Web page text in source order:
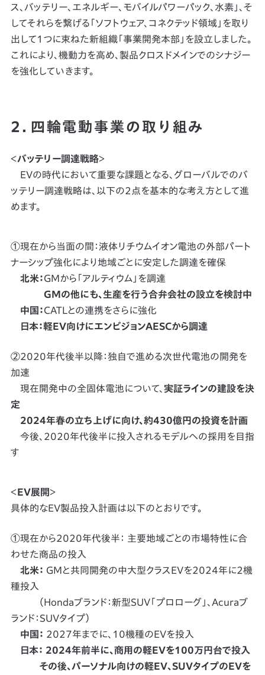
ス、バッテリー、エネルギー、モバイルパワーパック、水素」、そ
してそれらを繋げる「ソフトウェア、コネクテッド領域」を取り
出して1つに束ねた新組織「事業開発本部」を設立しました。
これにより、機動力を高め、製品クロスドメインでのシナジー
を強化していきます。
2．四輪電動事業の取り組み
＜バッテリー調達戦略＞
EVの時代において重要な課題となる、グローバルでのバ
ッテリー調達戦略は、以下の2点を基本的な考え方として進
めます。
①現在から当面の間：液体リチウムイオン電池の外部パート
ナーシップ強化により地域ごとに安定した調達を確保
北米：GMから「アルティウム」を調達
GMの他にも、生産を行う合弁会社の設立を検討中
中国：CATLとの連携をさらに強化
日本：軽EV向けにエンビジョンAESCから調達
②2020年代後半以降：独自で進める次世代電池の開発を
加速
現在開発中の全固体電池について、 実証ラインの建設を決
定
2024年春の立ち上げに向け、約430億円の投資を計画
今後、2020年代後半に投入されるモデルへの採用を目指
す
＜EV展開＞
具体的なEV製品投入計画は以下のとおりです。
①現在から2020年代後半： 主要地域ごとの市場特性に合
わせた商品の投入
北米： GMと共同開発の中大型クラスEVを2024年に2機
種投入
（Hondaブランド：新型SUV「プロローグ」、Acuraブ
ランド：SUVタイプ）
中国： 2027年までに、10機種のEVを投入
日本： 2024年前半に、商用の軽EVを100万円台で投入
その後、パーソナル向けの軽EV、SUVタイプのEVを